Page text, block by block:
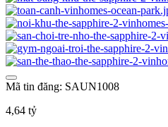
Mã tin đăng: SAUN1008
4,64 tỷ